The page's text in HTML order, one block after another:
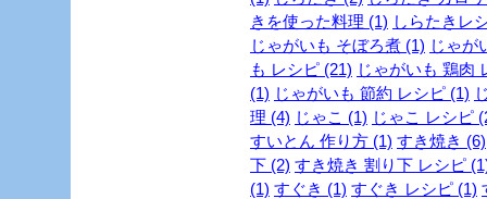
きを使った料理 (1) しらたきレ
じゃがいも そぼろ煮 (1) じゃが
も レシピ (21) じゃがいも 鶏肉
(1) じゃがいも 節約 レシピ (1)
理 (4) じゃこ (1) じゃこ レシピ
すいとん 作り方 (1) すき焼き (6)
下 (2) すき焼き 割り下 レシピ
(1) すぐき (1) すぐき レシピ (1)